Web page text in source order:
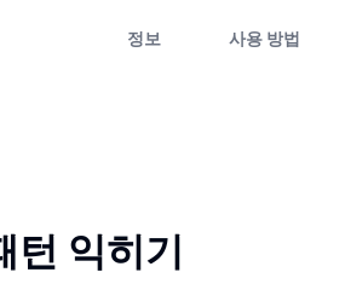
정보 사용 방법
턴 익히기